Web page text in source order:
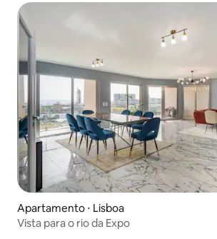
Apartamento ⋅ Lisboa
Vista para o rio da Expo